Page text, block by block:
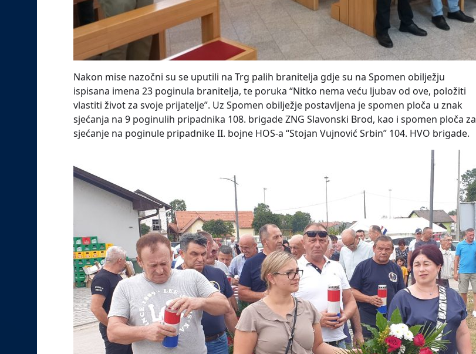
Nakon mise nazočni su se uputili na Trg palih branitelja gdje su na Spomen obilježju
ispisana imena 23 poginula branitelja, te poruka “Nitko nema veću ljubav od ove, položiti
vlastiti život za svoje prijatelje”. Uz Spomen obilježje postavljena je spomen ploča u znak
sjećanja na 9 poginulih pripadnika 108. brigade ZNG Slavonski Brod, kao i spomen ploča za
sjećanje na poginule pripadnike II. bojne HOS-a “Stojan Vujnović Srbin” 104. HVO brigade.